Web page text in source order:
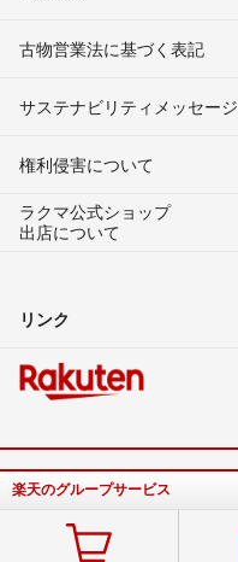
古物営業法に基づく表記
サステナビリティメッセージ
権利侵害について
ラクマ公式ショップ
出店について
リンク
楽天のグループサービス